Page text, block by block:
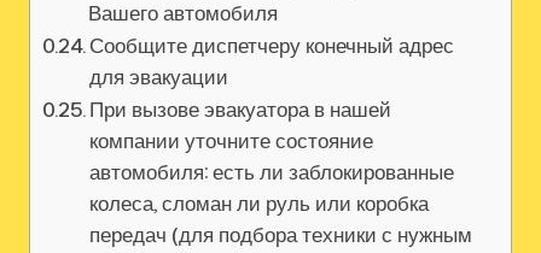
Вашего автомобиля
Сообщите диспетчеру конечный адрес
для эвакуации
При вызове эвакуатора в нашей
компании уточните состояние
автомобиля: есть ли заблокированные
колеса, сломан ли руль или коробка
передач (для подбора техники с нужным